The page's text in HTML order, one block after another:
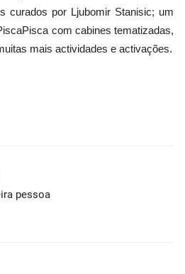
curados por Ljubomir Stanisic; um
com cabines tematizadas,
mais actividades e activações.
pessoa